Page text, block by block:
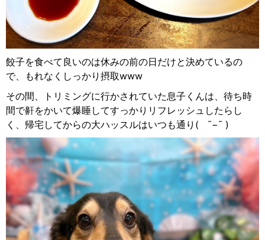
餃子を食べて良いのは休みの前の日だけと決めているの
で、もれなくしっかり摂取www
その間、トリミングに行かされていた息子くんは、待ち時
間で鼾をかいて爆睡してすっかりリフレッシュしたらし
く、帰宅してからの大ハッスルはいつも通り(
¯−︎¯ )